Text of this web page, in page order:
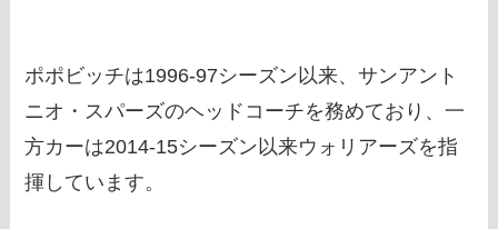
ポポビッチは1996-97シーズン以来、サンアント
ニオ・スパーズのヘッドコーチを務めており、一
方カーは2014-15シーズン以来ウォリアーズを指
揮しています。